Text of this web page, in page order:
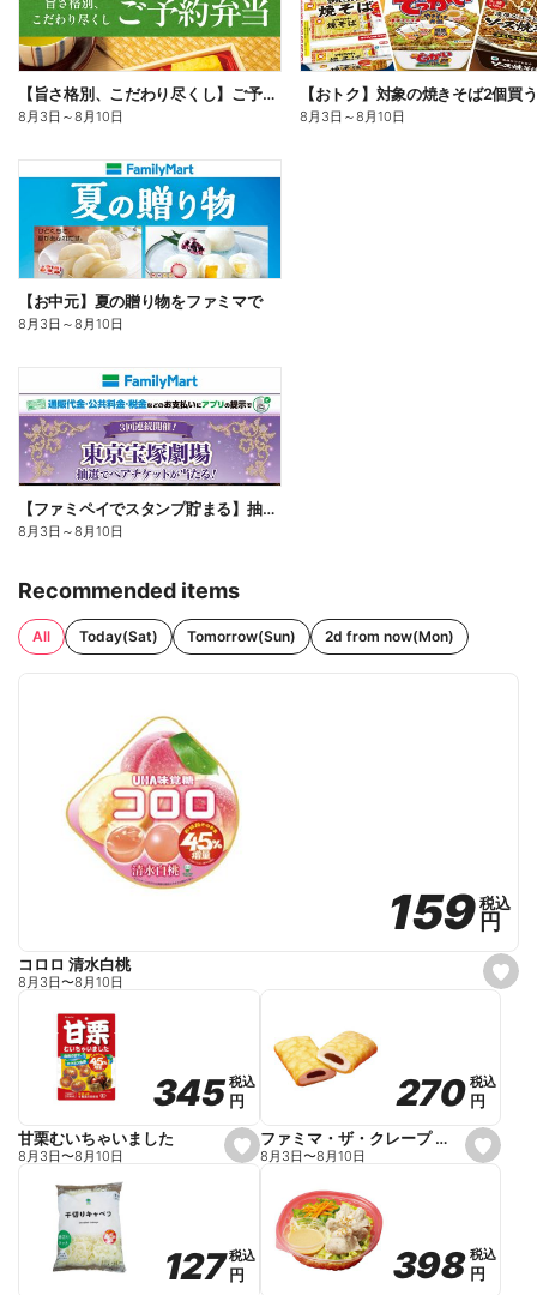
【旨さ格別、こだわり尽くし】ご予約弁当
8月3日 ～8月10日 8月3日 ～8月10日
【お中元】夏の贈り物をファミマで
8月3日 ～8月10日
【ファミペイでスタンプ貯まる】抽選でペアチケットが当たる!
8月3日 ～8月10日
Recommended items
All Today(Sat) Tomorrow(Sun) 2d from now(Mon)
s
e
159
159税込
税込
円
円
コロロ 清水白桃
8月3日〜8月10日
s
e
o
r
i
345
345税込
税込
円
円
甘栗むいちゃいました
8月3日〜8月10日
s
e
o
r
i
270
270 税込
税込
円
円
ファミマ・ザ・クレープ 生チョコ
8月3日〜8月10日
127
127税込
税込
円
円
398
398 税込
税込
円
円